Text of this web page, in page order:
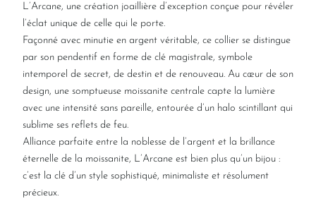
L’Arcane, une création joaillière d’exception conçue pour révéler
l’éclat unique de celle qui le porte.
Façonné avec minutie en argent véritable, ce collier se distingue
par son pendentif en forme de clé magistrale, symbole
intemporel de secret, de destin et de renouveau. Au cœur de son
design, une somptueuse moissanite centrale capte la lumière
avec une intensité sans pareille, entourée d’un halo scintillant qui
sublime ses reflets de feu.
Alliance parfaite entre la noblesse de l’argent et la brillance
éternelle de la moissanite, L’Arcane est bien plus qu’un bijou :
c’est la clé d’un style sophistiqué, minimaliste et résolument
précieux.